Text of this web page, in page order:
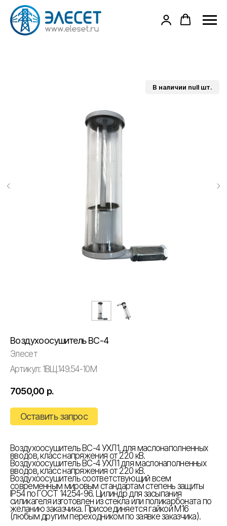
Воздухоосушитель ВС-4
Элесет
Артикул: 1ВЩ.149.54-10М
7050,00 р.
Оставить запрос
Воздухоосушитель ВС-4 УХЛ1, для маслонаполненных
вводов, класс напряжения от 220 кВ.
Воздухоосушитель ВС-4 УХЛ1 для маслонаполненных
вводов, класс напряжения от 220 кВ.
Воздухоосушитель соответствующий всем
современным мировым стандартам степень защиты
IP54 по ГОСТ 14254-96. Цилиндр для засыпания
силикагеля изготовлен из стекла или поликарбоната по
желанию заказчика. Присоединяется гайкой М16
(любым другим переходником по заявке заказчика).